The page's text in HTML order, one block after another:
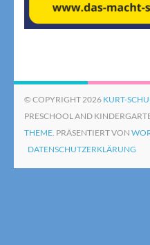
© COPYRIGHT 2026 KURT-
PRESCHOOL AND
THEME. PRÄSENTIERT VON
DATENSCHUTZERKLÄRUNG